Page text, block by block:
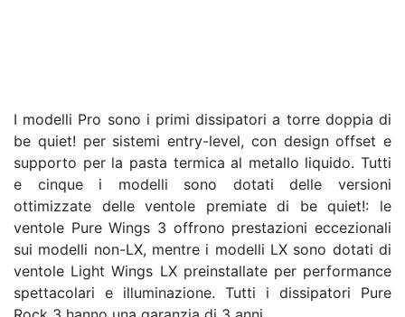
I modelli Pro sono i primi dissipatori a torre doppia di
be quiet! per sistemi entry-level, con design offset e
supporto per la pasta termica al metallo liquido. Tutti
e cinque i modelli sono dotati delle versioni
ottimizzate delle ventole premiate di be quiet!: le
ventole Pure Wings 3 offrono prestazioni eccezionali
sui modelli non-LX, mentre i modelli LX sono dotati di
ventole Light Wings LX preinstallate per performance
spettacolari e illuminazione. Tutti i dissipatori Pure